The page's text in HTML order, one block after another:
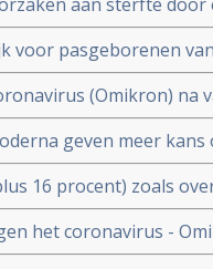
bij
coronavirus.
voor pasgeborenen
tast immuniteit
(Omikron) na
bescherming door
geven meer
Blijkt uit
16 procent) zoals
de studies van de
het coronavirus -
bijgehouden en